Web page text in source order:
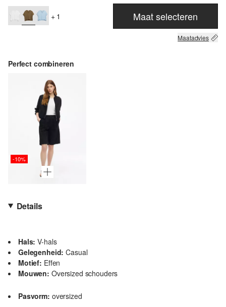
+ 1 Maat selecteren
Maatadvies
Perfect combineren
-10%
Details
Hals: V-hals
Gelegenheid: Casual
Motief: Effen
Mouwen: Oversized schouders
Pasvorm: oversized